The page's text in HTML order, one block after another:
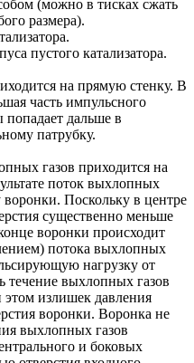
(можно в тисках сжать
размера).
пустого катализатора.
на прямую стенку. В
часть импульсного
попадает дальше в
патрубку.
газов приходится на
поток выхлопных
воронки. Поскольку в центре
существенно меньше
воронки происходит
потока выхлопных
нагрузку от
течение выхлопных газов
излишек давления
воронки. Воронка не
выхлопных газов
и боковых